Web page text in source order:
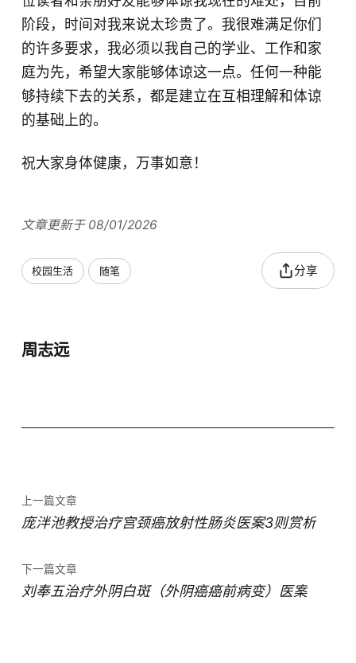
阶段，时间对我来说太珍贵了。我很难满足你们
的许多要求，我必须以我自己的学业、工作和家
庭为先，希望大家能够体谅这一点。任何一种能
够持续下去的关系，都是建立在互相理解和体谅
的基础上的。
祝大家身体健康，万事如意！
文章更新于 08/01/2026
校园生活 随笔 分享
周志远
上一篇文章
庞泮池教授治疗宫颈癌放射性肠炎医案3则赏析
下一篇文章
刘奉五治疗外阴白斑（外阴癌癌前病变）医案